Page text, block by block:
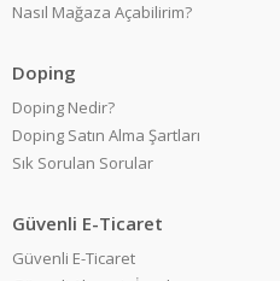
Nasıl Mağaza Açabilirim?
Doping
Doping Nedir?
Doping Satın Alma Şartları
Sık Sorulan Sorular
Güvenli E-Ticaret
Güvenli E-Ticaret